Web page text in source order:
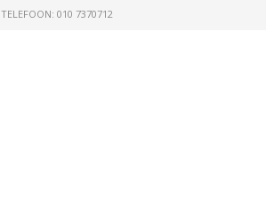
TELEFOON: 010 7370712